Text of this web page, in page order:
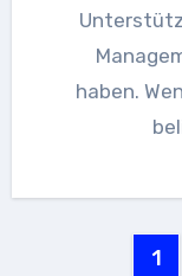
haben.
1